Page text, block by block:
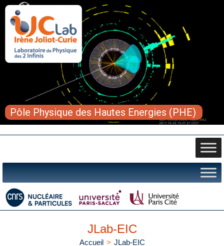
Pôle Physique des Hautes Energies (PHE)
JLab-EIC
Accueil > JLab-EIC